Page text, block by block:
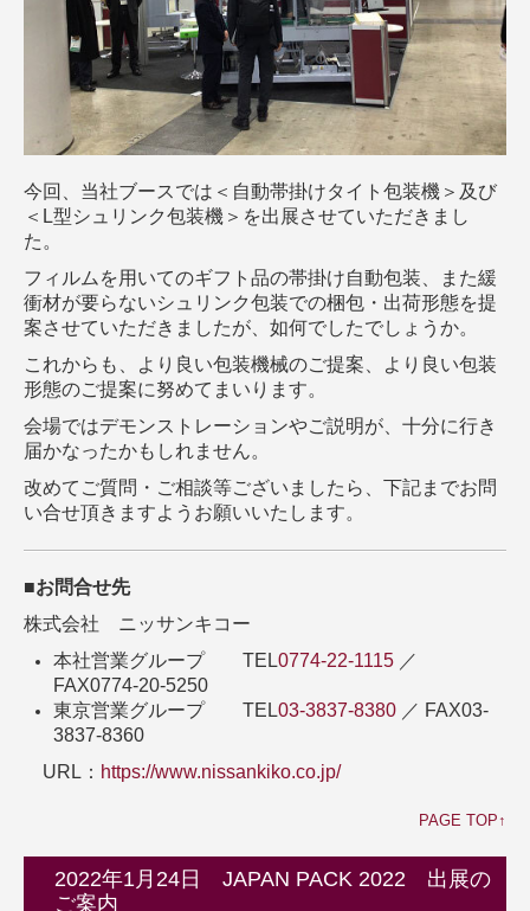
今回、当社ブースでは＜自動帯掛けタイト包装機＞及び
＜L型シュリンク包装機＞を出展させていただきまし
た。
フィルムを用いてのギフト品の帯掛け自動包装、また緩
衝材が要らないシュリンク包装での梱包・出荷形態を提
案させていただきましたが、如何でしたでしょうか。
これからも、より良い包装機械のご提案、より良い包装
形態のご提案に努めてまいります。
会場ではデモンストレーションやご説明が、十分に行き
届かなったかもしれません。
改めてご質問・ご相談等ございましたら、下記までお問
い合せ頂きますようお願いいたします。
■お問合せ先
株式会社 ニッサンキコー
本社営業グループ TEL0774-22-1115 ／
FAX0774-20-5250
東京営業グループ TEL03-3837-8380 ／ FAX03-
3837-8360
URL： https://www.nissankiko.co.jp/
PAGE TOP↑
2022年1月24日 JAPAN PACK 2022 出展の
ご案内